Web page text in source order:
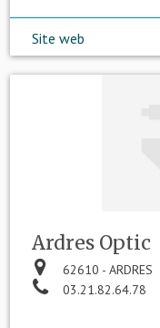
Site web
Ardres Optic
62610 - ARDRES
03.21.82.64.78